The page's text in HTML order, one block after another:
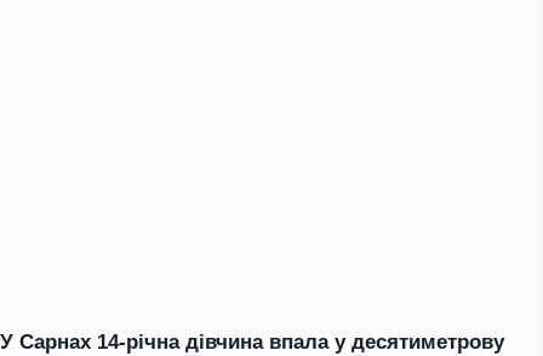
У Сарнах 14-річна дівчина впала у десятиметрову